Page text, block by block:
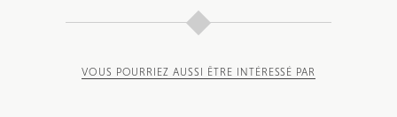
VOUS POURRIEZ AUSSI ÊTRE INTÉRESSÉ PAR